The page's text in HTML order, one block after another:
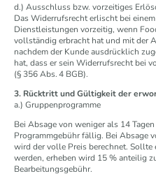
d.) Ausschluss bzw. vorzeitiges
Das Widerrufsrecht erlischt bei
Dienstleistungen vorzeitig, wenn
vollständig erbracht hat und mit der
nachdem der Kunde ausdrücklich
hat, dass er sein Widerrufsrecht bei
(§ 356 Abs. 4 BGB).
3. Rücktritt und Gültigkeit der
a.) Gruppenprogramme
Bei Absage von weniger als 14
Programmgebühr fällig. Bei Absage
wird der volle Preis berechnet. Sollte
werden, erheben wird 15 % anteilig
Bearbeitungsgebühr.